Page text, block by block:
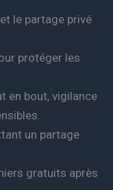
le partage privé
protéger les
en bout, vigilance
un partage
gratuits après